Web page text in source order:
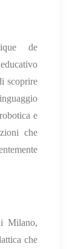
de
scoprire
e
che
Milano,
che